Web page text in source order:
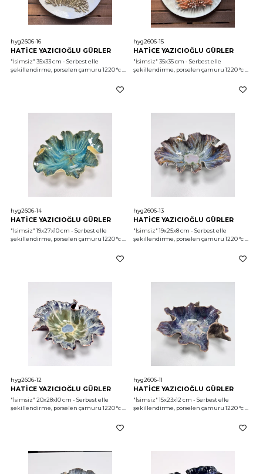
hyg2606-16
HATİCE YAZICIOĞLU GÜRLER
"İsimsiz" 35x33 cm - Serbest elle
şekillendirme, porselen çamuru 1220 °c
hyg2606-15
HATİCE YAZICIOĞLU GÜRLER
"İsimsiz" 35x35 cm - Serbest elle
şekillendirme, porselen çamuru 1220 °c
hyg2606-14
HATİCE YAZICIOĞLU GÜRLER
"İsimsiz" 19x27x10 cm - Serbest elle
şekillendirme, porselen çamuru 1220 °c
hyg2606-13
HATİCE YAZICIOĞLU GÜRLER
"İsimsiz" 19x25x8 cm - Serbest elle
şekillendirme, porselen çamuru 1220 °c
hyg2606-12
HATİCE YAZICIOĞLU GÜRLER
"İsimsiz" 20x28x10 cm - Serbest elle
şekillendirme, porselen çamuru 1220 °c
hyg2606-11
HATİCE YAZICIOĞLU GÜRLER
"İsimsiz" 15x23x12 cm - Serbest elle
şekillendirme, porselen çamuru 1220 °c